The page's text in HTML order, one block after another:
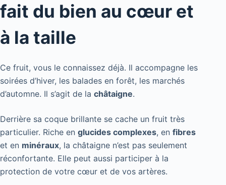
fait du bien au cœur et
à la taille
Ce fruit, vous le connaissez déjà. Il accompagne les
soirées d’hiver, les balades en forêt, les marchés
d’automne. Il s’agit de la châtaigne.
Derrière sa coque brillante se cache un fruit très
particulier. Riche en glucides complexes, en fibres
et en minéraux, la châtaigne n’est pas seulement
réconfortante. Elle peut aussi participer à la
protection de votre cœur et de vos artères.